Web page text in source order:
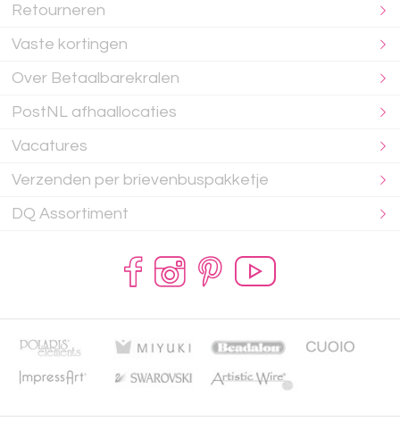
Retourneren
Vaste kortingen
Over Betaalbarekralen
PostNL afhaallocaties
Vacatures
Verzenden per brievenbuspakketje
DQ Assortiment